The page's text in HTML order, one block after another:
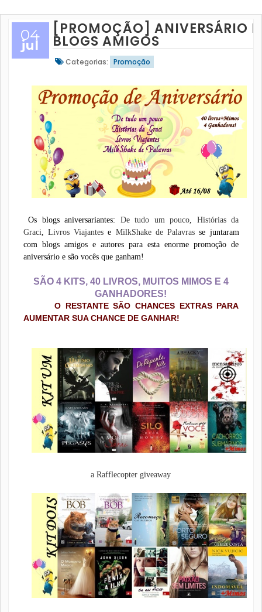
04
jul
[PROMOÇÃO] ANIVERSÁRIO
BLOGS AMIGOS
Categorias: Promoção
Os blogs aniversariantes: De tudo um pouco
Histórias da
Graci
Livros Viajantes e MilkShake de Palavras se juntaram
com blogs amigos e autores para esta enorme promoção de
aniversário e são vocês que ganham!
SÃO 4 KITS, 40 LIVROS, MUITOS MIMOS E 4
GANHADORES!
O RESTANTE SÃO CHANCES EXTRAS PARA
AUMENTAR SUA CHANCE DE GANHAR!
a Rafflecopter giveaway